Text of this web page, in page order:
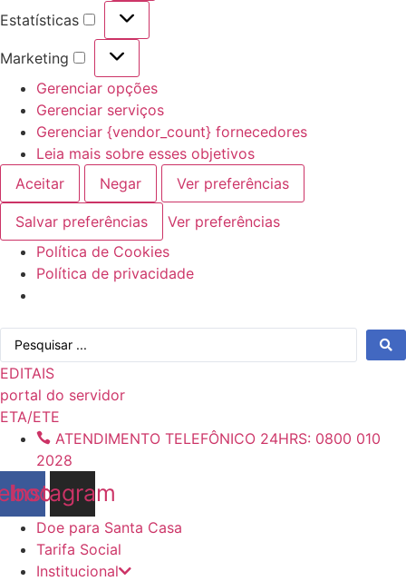
Estatísticas
Estatísticas
Marketing
Marketing
Gerenciar opções
Gerenciar serviços
Gerenciar {vendor_count} fornecedores
Leia mais sobre esses objetivos
Aceitar
Negar Ver preferências
Salvar preferências
Ver preferências
Política de Cookies
Política de privacidade
para
o
conteúdo
Pesquisar
EDITAIS
portal do servidor
ETA/ETE
ATENDIMENTO TELEFÔNICO 24HRS: 0800 010
2028
Instagram
Doe para Santa Casa
Tarifa Social
Institucional